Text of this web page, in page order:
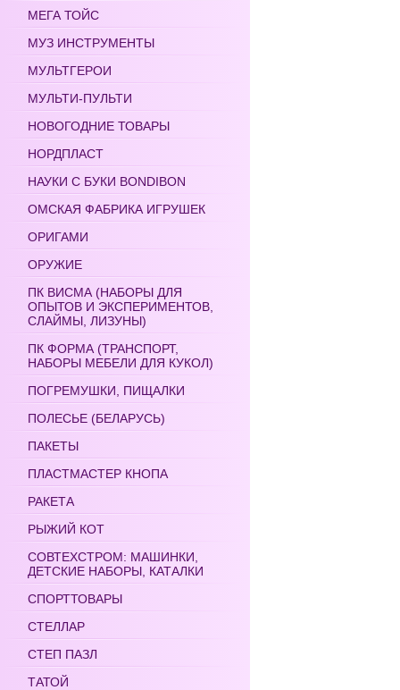
МЕГА ТОЙС
МУЗ ИНСТРУМЕНТЫ
МУЛЬТГЕРОИ
МУЛЬТИ-ПУЛЬТИ
НОВОГОДНИЕ ТОВАРЫ
НОРДПЛАСТ
НАУКИ С БУКИ BONDIBON
ОМСКАЯ ФАБРИКА ИГРУШЕК
ОРИГАМИ
ОРУЖИЕ
ПК ВИСМА (НАБОРЫ ДЛЯ
ОПЫТОВ И ЭКСПЕРИМЕНТОВ,
СЛАЙМЫ, ЛИЗУНЫ)
ПК ФОРМА (ТРАНСПОРТ,
НАБОРЫ МЕБЕЛИ ДЛЯ КУКОЛ)
ПОГРЕМУШКИ, ПИЩАЛКИ
ПОЛЕСЬЕ (БЕЛАРУСЬ)
ПАКЕТЫ
ПЛАСТМАСТЕР КНОПА
РАКЕТА
РЫЖИЙ КОТ
СОВТЕХСТРОМ: МАШИНКИ,
ДЕТСКИЕ НАБОРЫ, КАТАЛКИ
СПОРТТОВАРЫ
СТЕЛЛАР
СТЕП ПАЗЛ
ТАТОЙ